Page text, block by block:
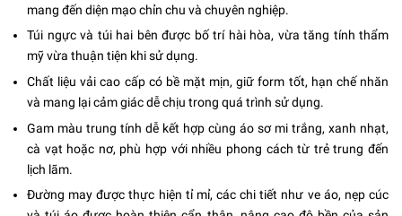
mang đến diện mạo chỉn chu và chuyên nghiệp.
Túi ngực và túi hai bên được bố trí hài hòa, vừa tăng tính thẩm
mỹ vừa thuận tiện khi sử dụng.
Chất liệu vải cao cấp có bề mặt mịn, giữ form tốt, hạn chế nhăn
và mang lại cảm giác dễ chịu trong quá trình sử dụng.
Gam màu trung tính dễ kết hợp cùng áo sơ mi trắng, xanh nhạt,
cà vạt hoặc nơ, phù hợp với nhiều phong cách từ trẻ trung đến
lịch lãm.
Đường may được thực hiện tỉ mỉ, các chi tiết như ve áo, nẹp cúc